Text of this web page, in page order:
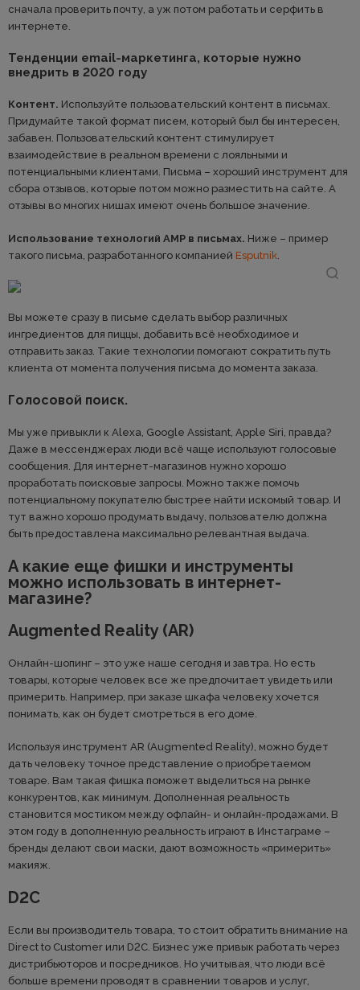
сначала проверить почту, а уж потом работать и серфить в
интернете.
Тенденции email-маркетинга, которые нужно
внедрить в 2020 году
Контент. Используйте пользовательский контент в письмах.
Придумайте такой формат писем, который был бы интересен,
забавен. Пользовательский контент стимулирует
взаимодействие в реальном времени с лояльными и
потенциальными клиентами. Письма – хороший инструмент для
сбора отзывов, которые потом можно разместить на сайте. А
отзывы во многих нишах имеют очень большое значение.
Использование технологий AMP в письмах. Ниже – пример
такого письма, разработанного компанией Esputnik.
Вы можете сразу в письме сделать выбор различных
ингредиентов для пиццы, добавить всё необходимое и
отправить заказ. Такие технологии помогают сократить путь
клиента от момента получения письма до момента заказа.
Голосовой поиск.
Мы уже привыкли к Alexa, Google Assistant, Apple Siri, правда?
Даже в мессенджерах люди всё чаще используют голосовые
сообщения. Для интернет-магазинов нужно хорошо
проработать поисковые запросы. Можно также помочь
потенциальному покупателю быстрее найти искомый товар. И
тут важно хорошо продумать выдачу, пользователю должна
быть предоставлена максимально релевантная выдача.
А какие еще фишки и инструменты
можно использовать в интернет-
магазине?
Augmented Reality (AR)
Онлайн-шопинг – это уже наше сегодня и завтра. Но есть
товары, которые человек все же предпочитает увидеть или
примерить. Например, при заказе шкафа человеку хочется
понимать, как он будет смотреться в его доме.
Используя инструмент AR (Augmented Reality), можно будет
дать человеку точное представление о приобретаемом
товаре. Вам такая фишка поможет выделиться на рынке
конкурентов, как минимум. Дополненная реальность
становится мостиком между офлайн- и онлайн-продажами. В
этом году в дополненную реальность играют в Инстаграме –
бренды делают свои маски, дают возможность «примерить»
макияж.
D2C
Если вы производитель товара, то стоит обратить внимание на
Direct to Customer или D2C. Бизнес уже привык работать через
дистрибьюторов и посредников. Но учитывая, что люди всё
больше времени проводят в сравнении товаров и услуг,